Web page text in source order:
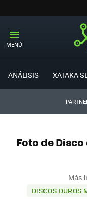
MENÚ
ANÁLISIS XATAKA
Foto de
Más
DISCOS DUROS